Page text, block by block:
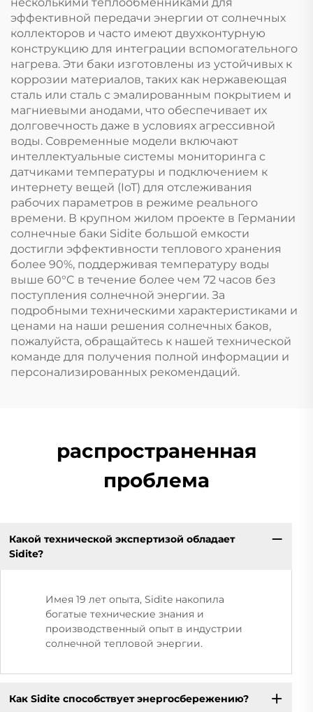
эффективной передачи энергии от солнечных
коллекторов и часто имеют двухконтурную
конструкцию для интеграции вспомогательного
нагрева. Эти баки изготовлены из устойчивых к
коррозии материалов, таких как нержавеющая
сталь или сталь с эмалированным покрытием и
магниевыми анодами, что обеспечивает их
долговечность даже в условиях агрессивной
воды. Современные модели включают
интеллектуальные системы мониторинга с
датчиками температуры и подключением к
интернету вещей (IoT) для отслеживания
рабочих параметров в режиме реального
времени. В крупном жилом проекте в Германии
солнечные баки Sidite большой емкости
достигли эффективности теплового хранения
более 90%, поддерживая температуру воды
выше 60°C в течение более чем 72 часов без
поступления солнечной энергии. За
подробными техническими характеристиками и
ценами на наши решения солнечных баков,
пожалуйста, обращайтесь к нашей технической
команде для получения полной информации и
персонализированных рекомендаций.
распространенная
проблема
Какой технической экспертизой обладает
Sidite?
Имея 19 лет опыта, Sidite накопила
богатые технические знания и
производственный опыт в индустрии
солнечной тепловой энергии.
Как Sidite способствует энергосбережению?